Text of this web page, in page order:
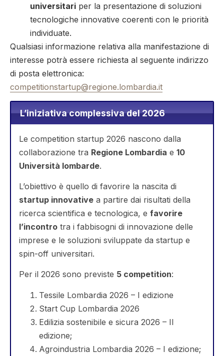
universitari per la presentazione di soluzioni
tecnologiche innovative coerenti con le priorità
individuate.
Qualsiasi informazione relativa alla manifestazione di
interesse potrà essere richiesta al seguente indirizzo
di posta elettronica:
competitionstartup@regione.lombardia.it
L’iniziativa complessiva del 2026
Le competition startup 2026 nascono dalla
collaborazione tra Regione Lombardia e 10
Università lombarde.
L’obiettivo è quello di favorire la nascita di
startup innovative a partire dai risultati della
ricerca scientifica e tecnologica, e favorire
l’incontro tra i fabbisogni di innovazione delle
imprese e le soluzioni sviluppate da startup e
spin-off universitari.
Per il 2026 sono previste 5 competition:
Tessile Lombardia 2026 – I edizione
Start Cup Lombardia 2026
Edilizia sostenibile e sicura 2026 – II
edizione;
Agroindustria Lombardia 2026 – I edizione;